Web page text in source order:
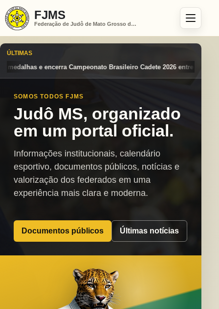
FJMS
Federação de Judô de Mato Grosso do Sul
ÚLTIMAS
Brasileiro Cadete 2026 entre os destaques nacionais Mato Grosso
SOMOS TODOS FJMS
Judô MS, organizado
em um portal oficial.
Informações institucionais, calendário
esportivo, documentos públicos, notícias e
valorização dos federados em uma
experiência mais clara e moderna.
Documentos públicos Últimas notícias